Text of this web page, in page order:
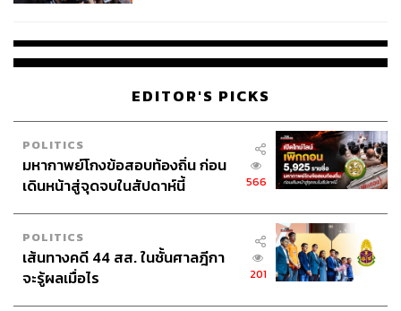
EDITOR'S PICKS
POLITICS
มหากาพย์โกงข้อสอบท้องถิ่น ก่อน
เดินหน้าสู่จุดจบในสัปดาห์นี้
566
POLITICS
เส้นทางคดี 44 สส. ในชั้นศาลฎีกา
จะรู้ผลเมื่อไร
201